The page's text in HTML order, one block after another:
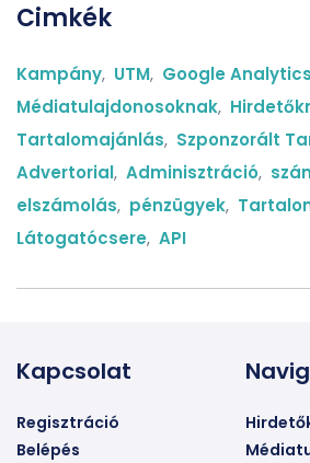
Cimkék
Kampány, UTM, Google Analytics
Médiatulajdonosoknak,
Tartalomajánlás, Szponzorált
Advertorial, Adminisztráció,
elszámolás, pénzügyek,
Látogatócsere, API
Kapcsolat
Regisztráció
Belépés